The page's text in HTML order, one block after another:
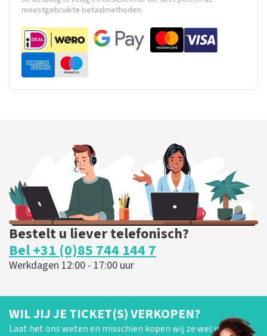
meestgebruikte betaalmethoden.
Bestelt u liever telefonisch?
Bel +31 (0)85 744 144 7
Werkdagen 12:00 - 17:00 uur
WIL JIJ JE TICKET(S) VERKOPEN?
Laat het ons weten en misschien kopen wij ze wel van je!